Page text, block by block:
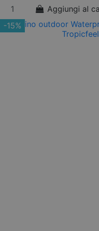
Aggiungi al
-15%